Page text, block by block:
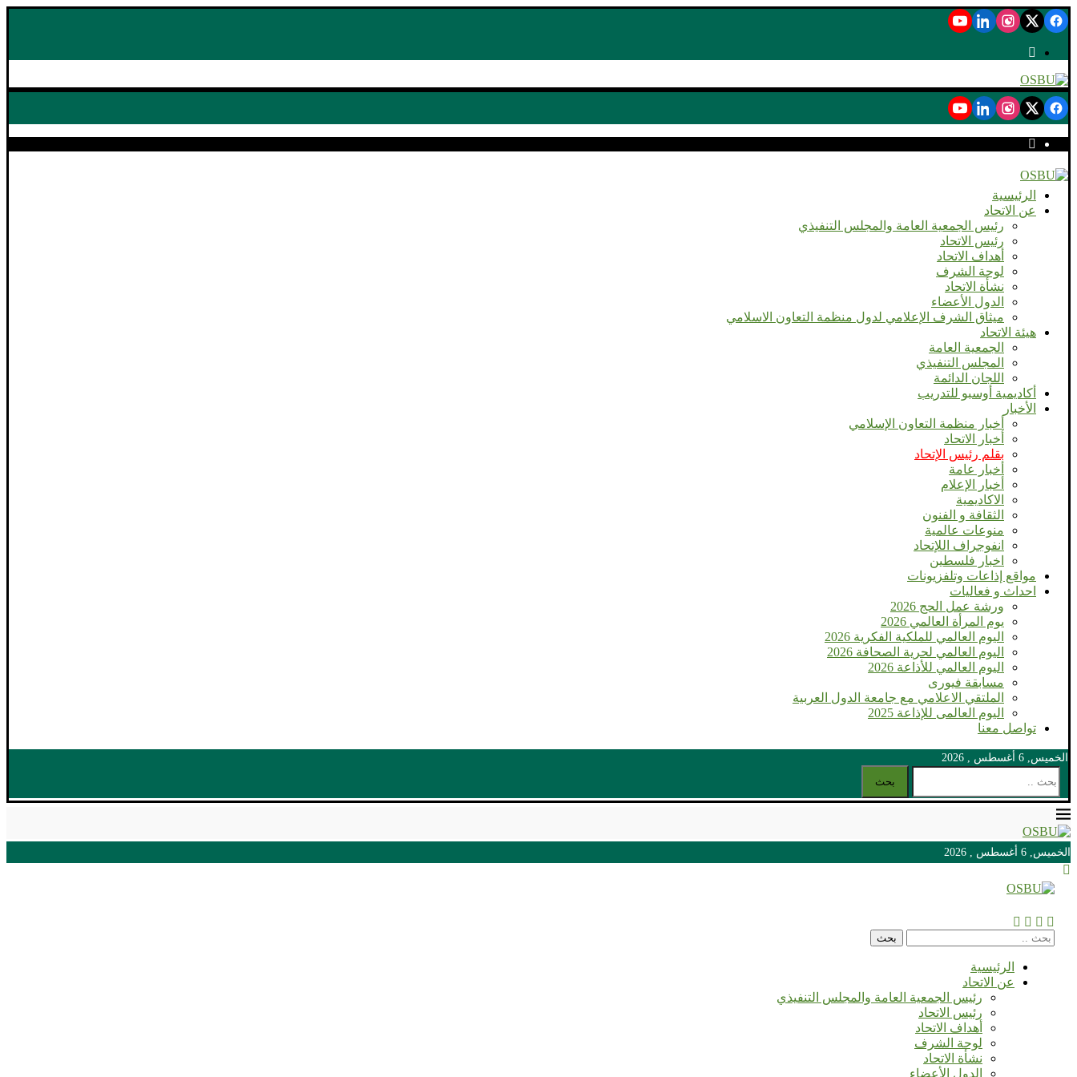
الرئيسية
عن الاتحاد
رئيس الجمعية العامة والمجلس التنفيذي
رئيس الاتحاد
أهداف الاتحاد
لوحة الشرف
نشأة الاتحاد
الدول الأعضاء
ميثاق الشرف الإعلامي لدول منظمة التعاون الاسلامي
هيئة الاتحاد
الجمعية العامة
المجلس التنفيذي
اللجان الدائمة
أكاديمية أوسبو للتدريب
الأخبار
أخبار منظمة التعاون الإسلامي
أخبار الاتحاد
بقلم رئيس الإتحاد
أخبار عامة
أخبار الإعلام
الاكاديمية
الثقافة و الفنون
منوعات عالمية
انفوجراف اللإتحاد
اخبار فلسطين
مواقع إذاعات وتلفزيونات
احداث و فعاليات
ورشة عمل الحج 2026
يوم المرأة العالمي 2026
اليوم العالمي للملكية الفكرية 2026
اليوم العالمي لحرية الصحافة 2026
اليوم العالمي للأذاعة 2026
مسابقة فيورى
الملتقي الاعلامي مع جامعة الدول العربية
اليوم العالمى للإذاعة 2025
تواصل معنا
الخميس, 6 أغسطس , 2026
بحث
الخميس, 6 أغسطس , 2026
بحث
الرئيسية
عن الاتحاد
رئيس الجمعية العامة والمجلس التنفيذي
رئيس الاتحاد
أهداف الاتحاد
لوحة الشرف
نشأة الاتحاد
الدول الأعضاء